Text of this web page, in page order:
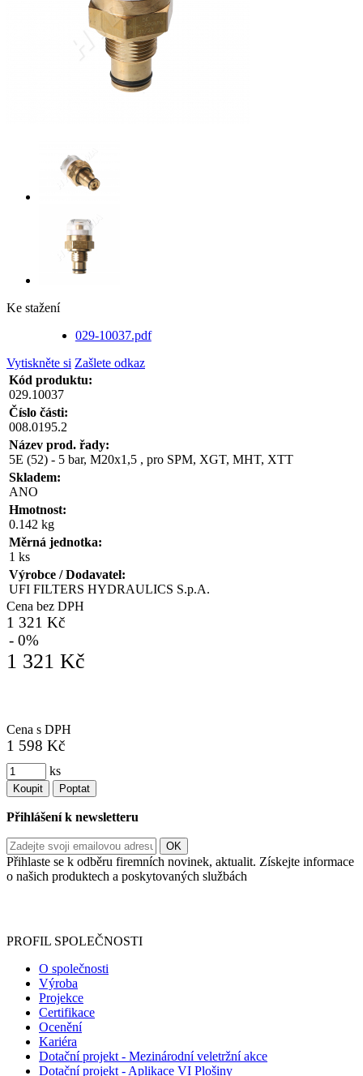
Ke stažení
029-10037.pdf
Vytiskněte si Zašlete odkaz
Kód produktu:
029.10037
Číslo části:
008.0195.2
Název prod. řady:
5E (52) - 5 bar, M20x1,5 , pro SPM, XGT, MHT, XTT
Skladem:
ANO
Hmotnost:
0.142 kg
Měrná jednotka:
1 ks
Výrobce / Dodavatel:
UFI FILTERS HYDRAULICS S.p.A.
Cena bez DPH
1 321 Kč
- 0%
1 321 Kč
Cena s DPH
1 598 Kč
ks
Koupit Poptat
Přihlášení k newsletteru
Přihlaste se k odběru firemních novinek, aktualit. Získejte informace
o našich produktech a poskytovaných službách
PROFIL SPOLEČNOSTI
O společnosti
Výroba
Projekce
Certifikace
Ocenění
Kariéra
Dotační projekt - Mezinárodní veletržní akce
Dotační projekt - Aplikace VI Plošiny